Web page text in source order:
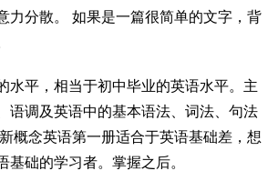
力分散。 如果是一篇很简单的文字，背
水平，相当于初中毕业的英语水平。主
语调及英语中的基本语法、词法、句法
概念英语第一册适合于英语基础差，想
基础的学习者。掌握之后。